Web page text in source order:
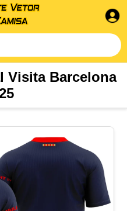
Visita Barcelona